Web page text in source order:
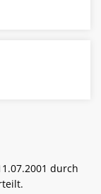
durch